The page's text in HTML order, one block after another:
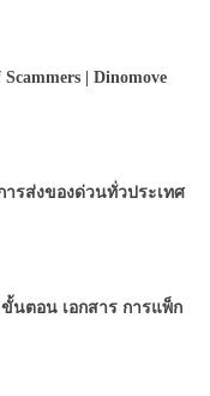
| Dinomove
รส่งของด่วนทั่วประเทศ
นตอน เอกสาร การแพ็ก